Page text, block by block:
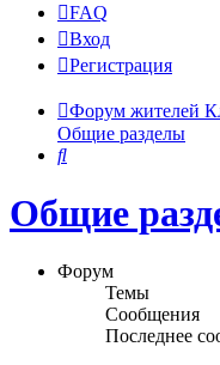
FAQ
Вход
Регистрация
Форум жителей
Общие разделы
Поиск
Общие
Форум
Темы
Сообщения
Последнее